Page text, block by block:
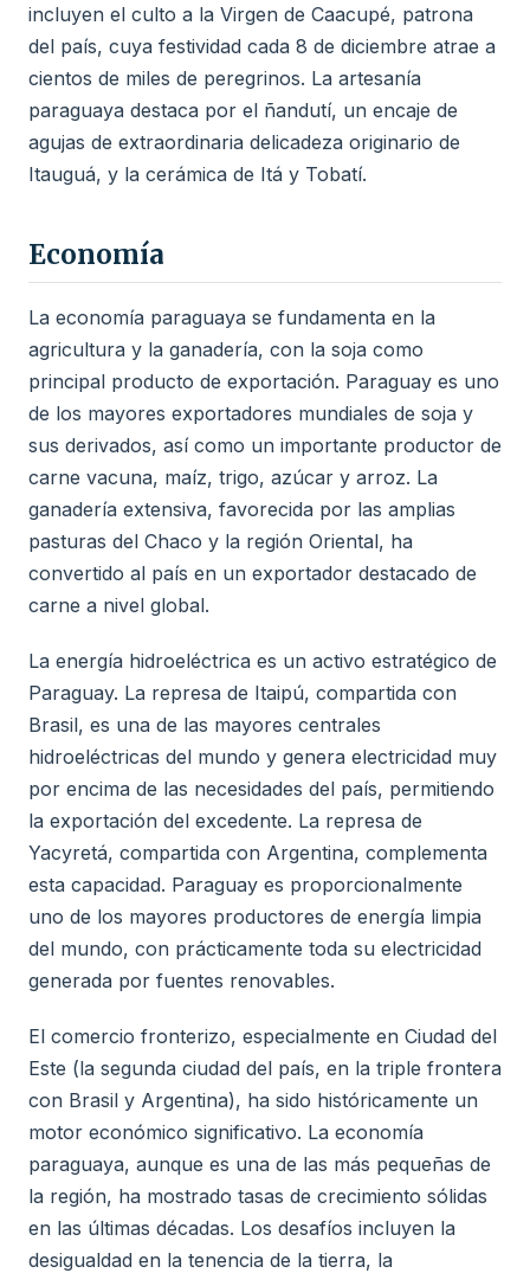
incluyen el culto a la Virgen de Caacupé, patrona
del país, cuya festividad cada 8 de diciembre atrae a
cientos de miles de peregrinos. La artesanía
paraguaya destaca por el ñandutí, un encaje de
agujas de extraordinaria delicadeza originario de
Itauguá, y la cerámica de Itá y Tobatí.
Economía
La economía paraguaya se fundamenta en la
agricultura y la ganadería, con la soja como
principal producto de exportación. Paraguay es uno
de los mayores exportadores mundiales de soja y
sus derivados, así como un importante productor de
carne vacuna, maíz, trigo, azúcar y arroz. La
ganadería extensiva, favorecida por las amplias
pasturas del Chaco y la región Oriental, ha
convertido al país en un exportador destacado de
carne a nivel global.
La energía hidroeléctrica es un activo estratégico de
Paraguay. La represa de Itaipú, compartida con
Brasil, es una de las mayores centrales
hidroeléctricas del mundo y genera electricidad muy
por encima de las necesidades del país, permitiendo
la exportación del excedente. La represa de
Yacyretá, compartida con Argentina, complementa
esta capacidad. Paraguay es proporcionalmente
uno de los mayores productores de energía limpia
del mundo, con prácticamente toda su electricidad
generada por fuentes renovables.
El comercio fronterizo, especialmente en Ciudad del
Este (la segunda ciudad del país, en la triple frontera
con Brasil y Argentina), ha sido históricamente un
motor económico significativo. La economía
paraguaya, aunque es una de las más pequeñas de
la región, ha mostrado tasas de crecimiento sólidas
en las últimas décadas. Los desafíos incluyen la
desigualdad en la tenencia de la tierra, la